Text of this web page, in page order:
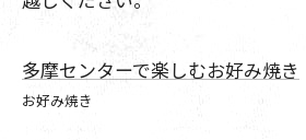
多摩センターで楽しむお好み焼き
お好み焼き